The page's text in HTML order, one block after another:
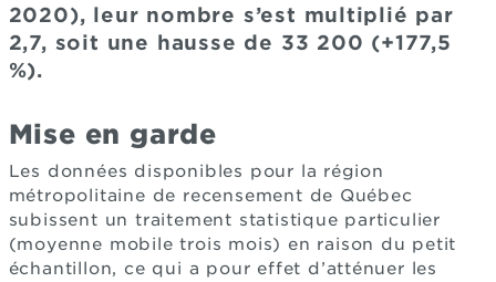
2020), leur nombre s’est multiplié par
2,7, soit une hausse de 33 200 (+177,5
%).
Mise en garde
Les données disponibles pour la région
métropolitaine de recensement de Québec
subissent un traitement statistique particulier
(moyenne mobile trois mois) en raison du petit
échantillon, ce qui a pour effet d’atténuer les